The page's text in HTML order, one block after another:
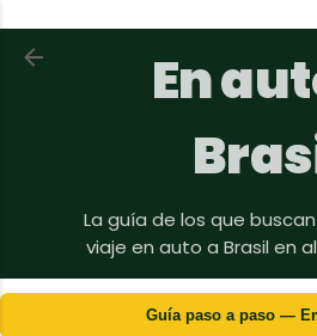
Ir al contenido
En
La guía de los que
viaje en auto a Brasil en
Guía paso a paso —